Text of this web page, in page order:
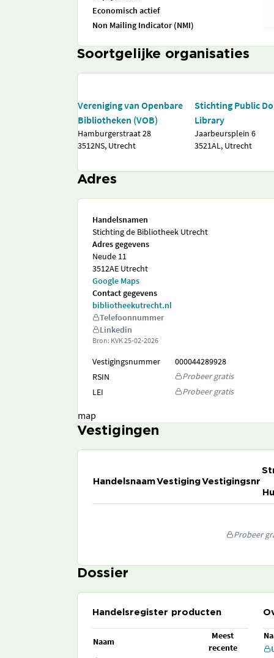
Economisch actief
Non Mailing Indicator (NMI)
Soortgelijke organisaties
Vereniging van Openbare
Bibliotheken (VOB)
Hamburgerstraat 28
3512NS, Utrecht
Stichting Public
Library
Jaarbeursplein 6
3521AL, Utrecht
Adres
Handelsnamen
Stichting de Bibliotheek Utrecht
Adres gegevens
Neude 11
3512AE Utrecht
Google Maps
Contact gegevens
bibliotheekutrecht.nl
Telefoonnummer
Linkedin
Bron: KVK25-02-2026
Vestigingsnummer
000044289928
RSIN
Probeer gratis
LEI
Probeer gratis
map
Vestigingen
HandelsnaamVestigingVestigingsnr
Probeer
Dossier
Handelsregister producten
Naam
Meest
recente